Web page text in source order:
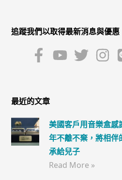
追蹤我們以取得最新消息與優惠
最近的文章
美國客戶用音樂盒感
年不離不棄，將相伴
承給兒子
Read More »